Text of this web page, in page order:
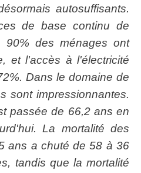
autosuffisants.
de base continu de
90% des ménages ont
et l'accès à l'électricité
Dans le domaine de
sont impressionnantes.
passée de 66,2 ans en
La mortalité des
ans a chuté de 58 à 36
tandis que la mortalité